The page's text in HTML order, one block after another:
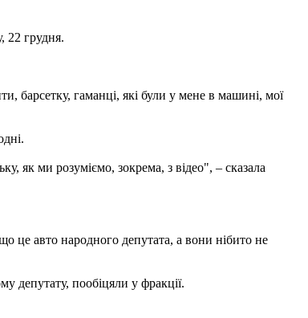
22 грудня.
барсетку, гаманці, які були у мене в машині, мої
як ми розуміємо, зокрема, з відео", – сказала
це авто народного депутата, а вони нібито не
депутату, пообіцяли у фракції.